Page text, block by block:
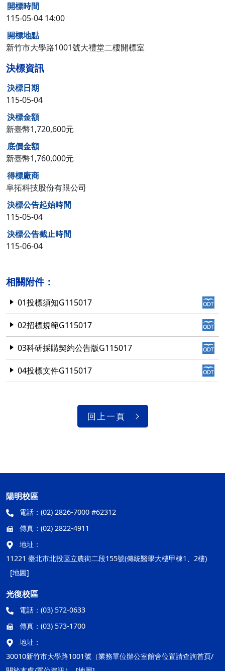
開標時間
115-05-04 14:00
開標地點
新竹市大學路1001號大禮堂二樓開標室
決標資訊
決標日期
115-05-04
決標金額
新臺幣1,720,600元
底價金額
新臺幣1,760,000元
得標廠商
阜拓科技股份有限公司
決標公告起始時間
115-05-04
決標公告截止時間
115-06-04
相關附件：
01投標須知G115017
02招標規範G115017
03科研採購契約公告版G115017
04投標文件G115017
回上一頁
陽明校區
電話： (02) 2826-7000 #62312
傳真： (02) 2822-4911
地址：
11221 臺北市北投區立農街二段155號(傳統醫學大樓甲棟1、2樓)
[地圖]
光復校區
電話： (03) 572-0633
傳真： (03) 573-1700
地址：
30010新竹市大學路1001號（業務單位辦公室館舍位置請查詢首頁/